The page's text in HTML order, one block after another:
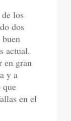
los
dos
actual.
en gran
y a
en el